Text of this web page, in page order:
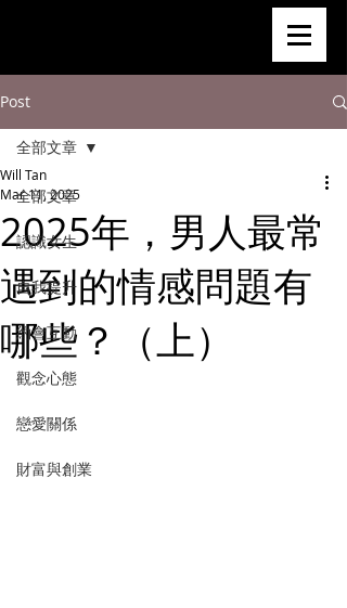
Post
全部文章
認識女生
自我提升
約會互動
觀念心態
戀愛關係
財富與創業
全部文章
2025年，男人最常
遇到的情感問題有
哪些？（上）
Will Tan
Mar 11, 2025